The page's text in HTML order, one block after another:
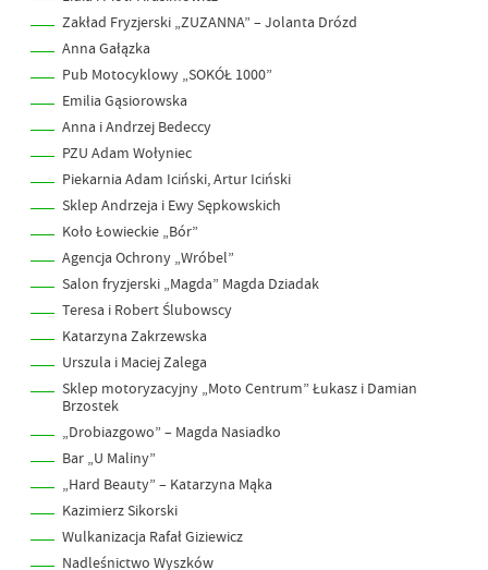
Zakład Fryzjerski „ZUZANNA” – Jolanta Drózd
Anna Gałązka
Pub Motocyklowy „SOKÓŁ 1000”
Emilia Gąsiorowska
Anna i Andrzej Bedeccy
PZU Adam Wołyniec
Piekarnia Adam Iciński, Artur Iciński
Sklep Andrzeja i Ewy Sępkowskich
Koło Łowieckie „Bór”
Agencja Ochrony „Wróbel”
Salon fryzjerski „Magda” Magda Dziadak
Teresa i Robert Ślubowscy
Katarzyna Zakrzewska
Urszula i Maciej Zalega
Sklep motoryzacyjny „Moto Centrum” Łukasz i Damian
Brzostek
„Drobiazgowo” – Magda Nasiadko
Bar „U Maliny”
„Hard Beauty” – Katarzyna Mąka
Kazimierz Sikorski
Wulkanizacja Rafał Giziewicz
Nadleśnictwo Wyszków